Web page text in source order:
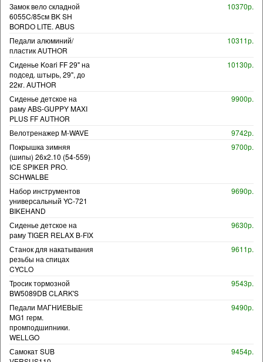
Замок вело складной
6055C/85см BK SH
BORDO LITE. ABUS
10370р.
Педали алюминий/
пластик AUTHOR
10311р.
Сиденье Koari FF 29" на
подсед. штырь, 29", до
22кг. AUTHOR
10130р.
Сиденье детское на
раму ABS-GUPPY MAXI
PLUS FF AUTHOR
9900р.
Велотренажер M-WAVE
9742р.
Покрышка зимняя
(шипы) 26x2.10 (54-559)
ICE SPIKER PRO.
SCHWALBE
9700р.
Набор инструментов
универсальный YC-721
BIKEHAND
9690р.
Сиденье детское на
раму TIGER RELAX B-FIX
9630р.
Станок для накатывания
резьбы на спицах
CYCLO
9611р.
Тросик тормозной
BW5089DB CLARK'S
9543р.
Педали МАГНИЕВЫЕ
MG1 герм.
промподшипники.
WELLGO
9490р.
Самокат SUB
9454р.